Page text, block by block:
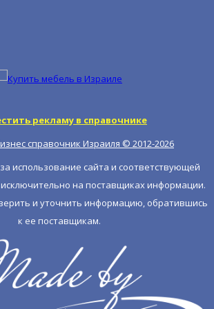
рекламу в справочнике
справочник Израиля © 2012-2026
использование сайта и соответствующей
на поставщиках информации.
и уточнить информацию, обратившись
к ее поставщикам.